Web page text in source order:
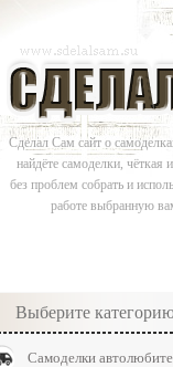
Сделал Сам сайт о
найдёте самоделки, чёткая
без проблем собрать и
работе выбранную
Выберите
Самоделки